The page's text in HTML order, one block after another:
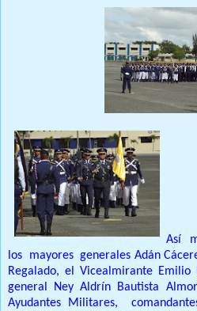
Así
los
mayores generales Adán
Regalado, el Vicealmirante Emilio
general Ney Aldrín Bautista
Ayudantes Militares,